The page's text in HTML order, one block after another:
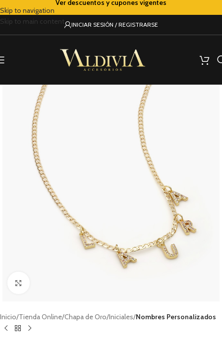
Skip to navigation
Skip to main content
Ver descuentos y cupones vigentes
INICIAR SESIÓN / REGISTRARSE
Inicio Tienda Online Chapa de Oro Iniciales Nombres Personalizados